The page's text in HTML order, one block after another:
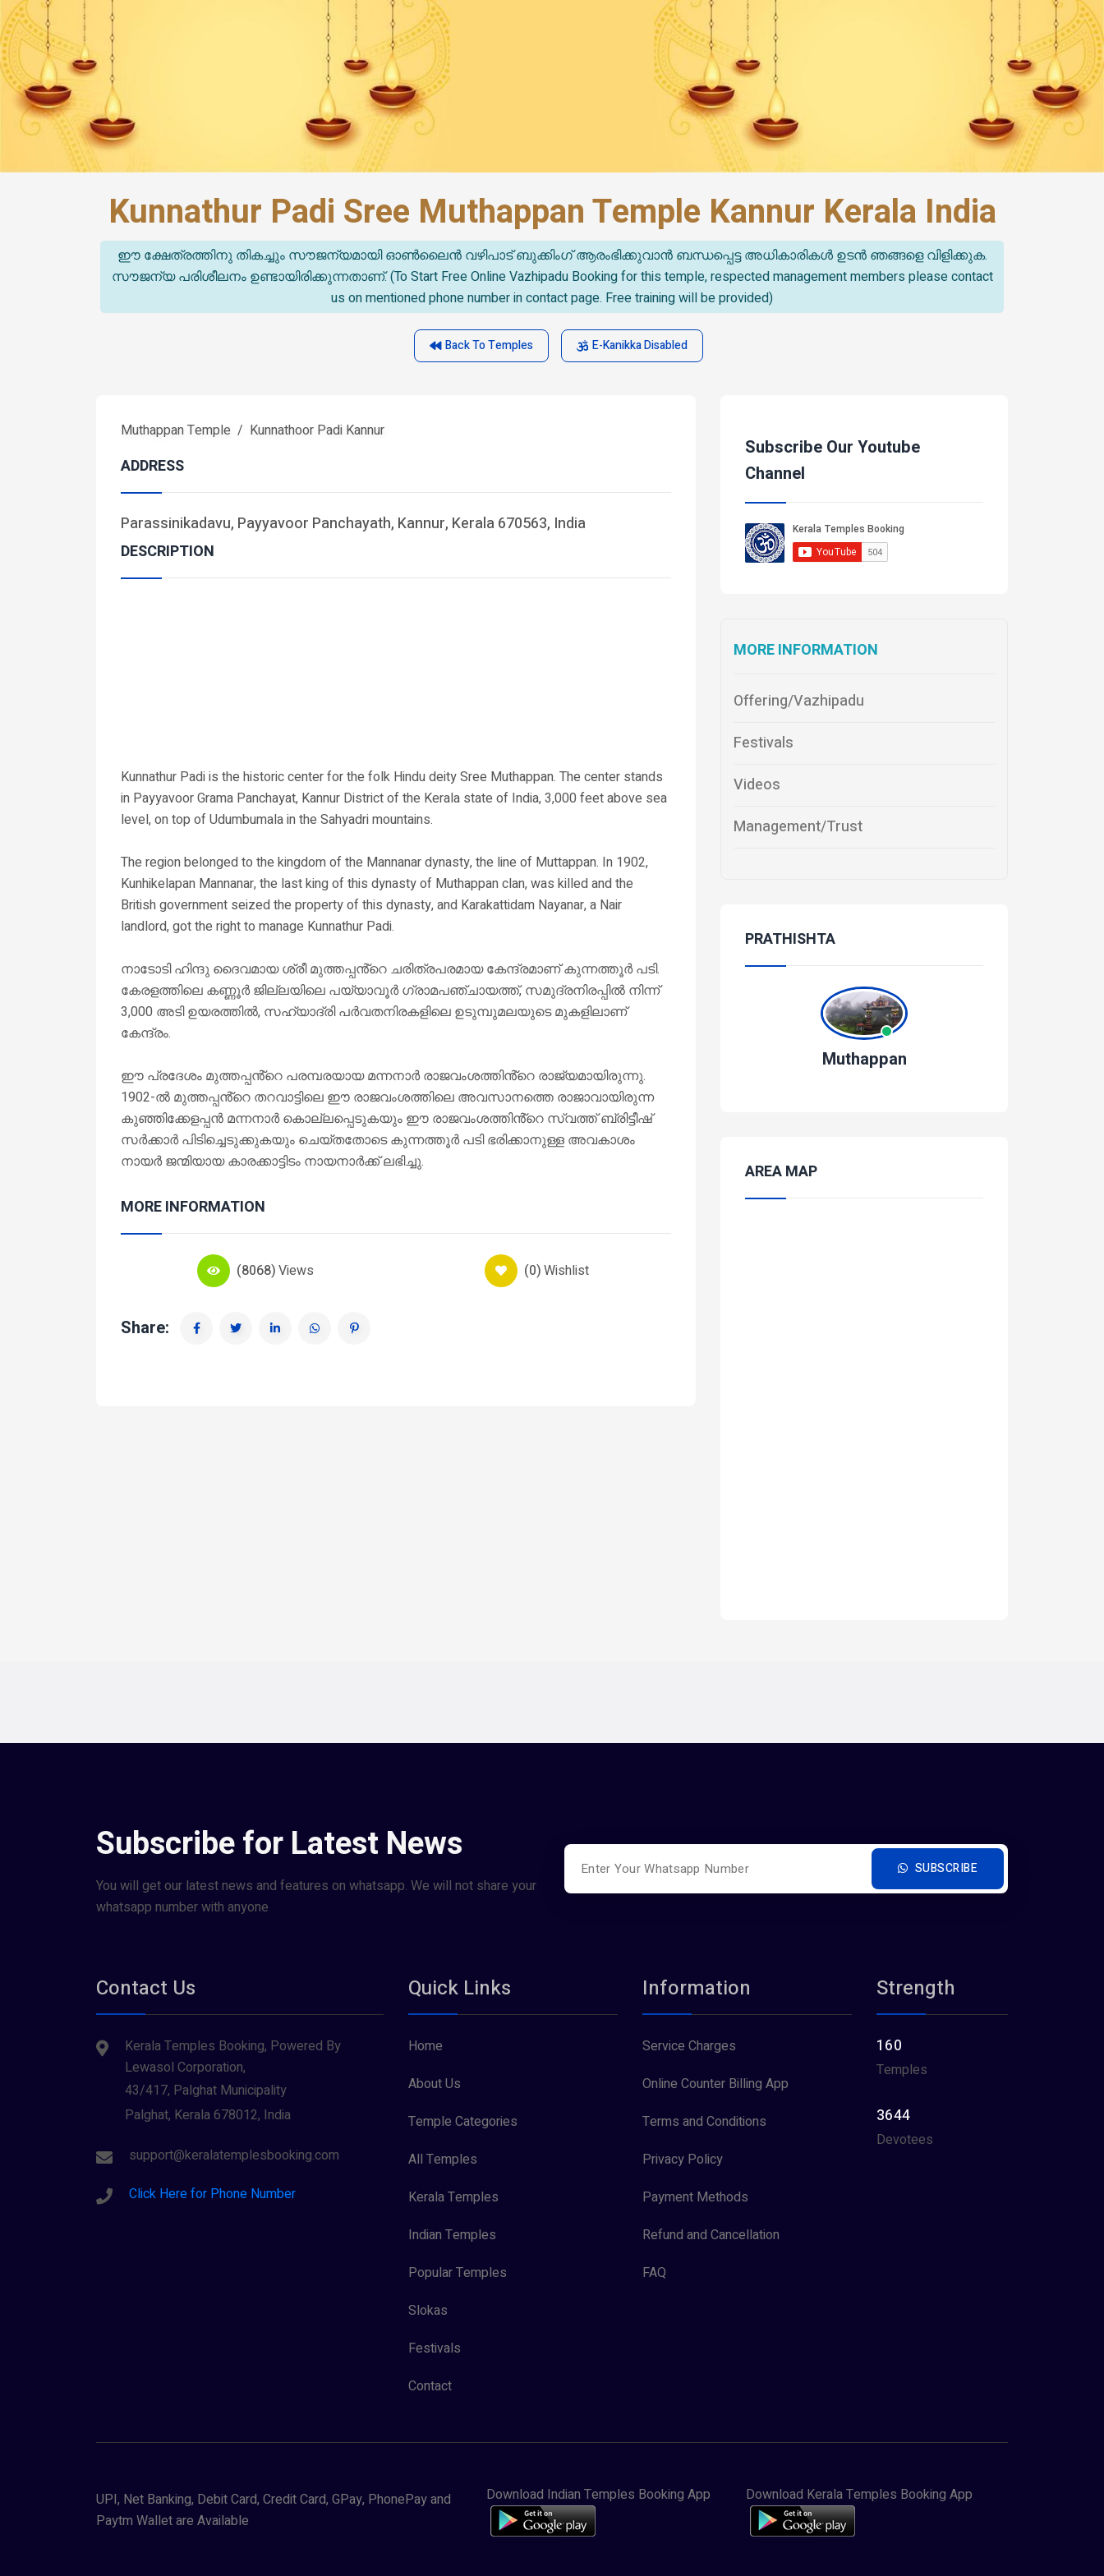
Kunnathur Padi Sree Muthappan Temple Kannur Kerala India
ഈ ക്ഷേത്രത്തിനു തികച്ചും സൗജന്യമായി ഓൺലൈൻ വഴിപാട് ബുക്കിംഗ് ആരംഭിക്കുവാൻ ബന്ധപ്പെട്ട അധികാരികൾ ഉടൻ ഞങ്ങളെ വിളിക്കുക.
സൗജന്യ പരിശീലനം ഉണ്ടായിരിക്കുന്നതാണ്. (To Start Free Online Vazhipadu Booking for this temple, respected management members please contact
us on mentioned phone number in contact page. Free training will be provided)
Back To Temples E-Kanikka Disabled
Muthappan Temple Kunnathoor Padi Kannur
ADDRESS
Parassinikadavu, Payyavoor Panchayath, Kannur, Kerala 670563, India
DESCRIPTION
Kunnathur Padi is the historic center for the folk Hindu deity Sree Muthappan. The center stands
in Payyavoor Grama Panchayat, Kannur District of the Kerala state of India, 3,000 feet above sea
level, on top of Udumbumala in the Sahyadri mountains.
The region belonged to the kingdom of the Mannanar dynasty, the line of Muttappan. In 1902,
Kunhikelapan Mannanar, the last king of this dynasty of Muthappan clan, was killed and the
British government seized the property of this dynasty, and Karakattidam Nayanar, a Nair
landlord, got the right to manage Kunnathur Padi.
നാടോടി ഹിന്ദു ദൈവമായ ശ്രീ മുത്തപ്പൻ്റെ ചരിത്രപരമായ കേന്ദ്രമാണ് കുന്നത്തൂർ പടി.
കേരളത്തിലെ കണ്ണൂർ ജില്ലയിലെ പയ്യാവൂർ ഗ്രാമപഞ്ചായത്ത്, സമുദ്രനിരപ്പിൽ നിന്ന്
3,000 അടി ഉയരത്തിൽ, സഹ്യാദ്രി പർവതനിരകളിലെ ഉടുമ്പുമലയുടെ മുകളിലാണ്
കേന്ദ്രം.
ഈ പ്രദേശം മുത്തപ്പൻ്റെ പരമ്പരയായ മന്നനാർ രാജവംശത്തിൻ്റെ രാജ്യമായിരുന്നു.
1902-ൽ മുത്തപ്പൻ്റെ തറവാട്ടിലെ ഈ രാജവംശത്തിലെ അവസാനത്തെ രാജാവായിരുന്ന
കുഞ്ഞിക്കേളപ്പൻ മന്നനാർ കൊല്ലപ്പെടുകയും ഈ രാജവംശത്തിൻ്റെ സ്വത്ത് ബ്രിട്ടീഷ്
സർക്കാർ പിടിച്ചെടുക്കുകയും ചെയ്തതോടെ കുന്നത്തൂർ പടി ഭരിക്കാനുള്ള അവകാശം
നായർ ജന്മിയായ കാരക്കാട്ടിടം നായനാർക്ക് ലഭിച്ചു.
MORE INFORMATION
(8068)Views (0)Wishlist
Share:
Subscribe Our Youtube
Channel
MORE INFORMATION
Offering/Vazhipadu
Festivals
Videos
Management/Trust
PRATHISHTA
Muthappan
AREA MAP
Subscribe for Latest News
You will get our latest news and features on whatsapp. We will not share your
whatsapp number with anyone
SUBSCRIBE
Contact Us
Kerala Temples Booking, Powered By
Lewasol Corporation,
43/417, Palghat Municipality
Palghat, Kerala 678012, India
support@keralatemplesbooking.com
Click Here for Phone Number
Quick Links
Home
About Us
Temple Categories
All Temples
Kerala Temples
Indian Temples
Popular Temples
Slokas
Festivals
Contact
Information
Service Charges
Online Counter Billing App
Terms and Conditions
Privacy Policy
Payment Methods
Refund and Cancellation
FAQ
Strength
160
Temples
3644
Devotees
UPI, Net Banking, Debit Card, Credit Card, GPay, PhonePay and
Paytm Wallet are Available
Download Indian Temples Booking App Download Kerala Temples Booking App